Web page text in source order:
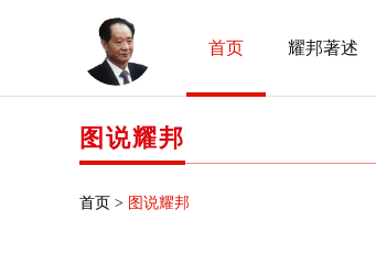
首页 耀邦著述
图说耀邦
首页 > 图说耀邦